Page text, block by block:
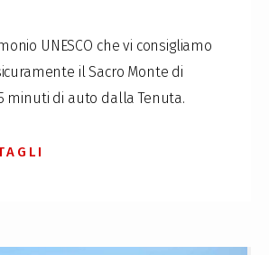
UNESCO che vi consigliamo
il Sacro Monte di
minuti di auto dalla Tenuta.